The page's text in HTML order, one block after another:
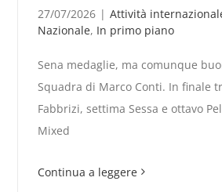
CdM Cina. Nel Trap vincono
27/07/2026 | Attività
Nazionale, In primo piano
Sena medaglie, ma comunque
Squadra di Marco Conti. In finale
Fabbrizi, settima Sessa e ottavo
Mixed
Continua a leggere